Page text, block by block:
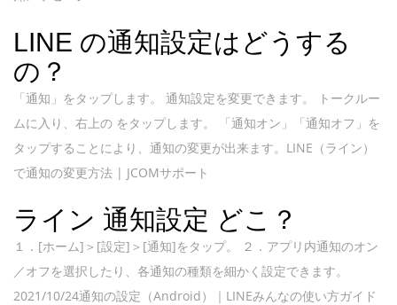
LINE の通知設定はどうする
の？
「通知」をタップします。 通知設定を変更できます。 トークルー
ムに入り、右上の をタップします。 「通知オン」「通知オフ」を
タップすることにより、通知の変更が出来ます。LINE（ライン）
で通知の変更方法 | JCOMサポート
ライン 通知設定 どこ？
１．[ホーム]＞[設定]＞[通知]をタップ。 ２．アプリ内通知のオン
／オフを選択したり、各通知の種類を細かく設定できます。
2021/10/24通知の設定（Android）｜LINEみんなの使い方ガイド